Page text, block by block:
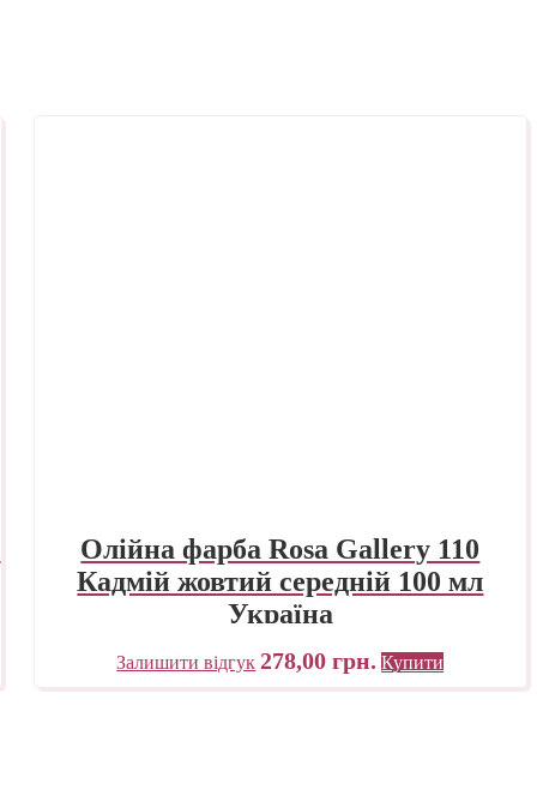
Олійна фарба Rosa Gallery 110
Кадмій жовтий середній 100 мл
Україна
Залишити відгук 278,00грн. Купити